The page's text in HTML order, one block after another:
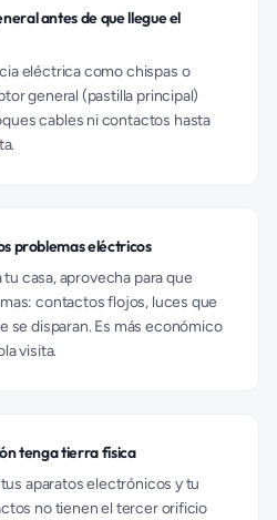
antes de que llegue el
eléctrica como chispas o
general (pastilla principal)
cables ni contactos hasta
problemas eléctricos
casa, aprovecha para que
contactos flojos, luces que
se disparan. Es más económico
visita.
tenga tierra física
aparatos electrónicos y tu
no tienen el tercer orificio